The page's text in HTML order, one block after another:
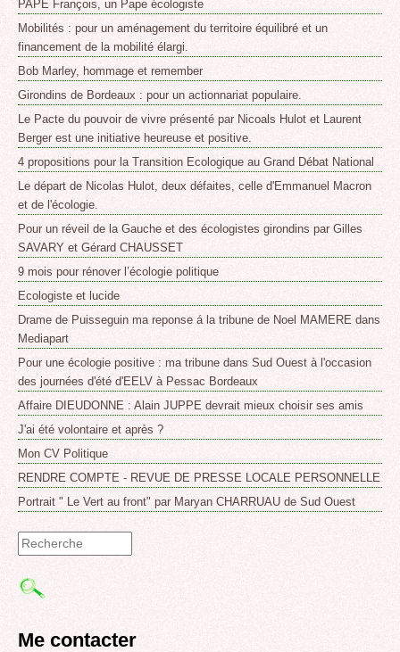
PAPE François, un Pape écologiste
Mobilités : pour un aménagement du territoire équilibré et un
financement de la mobilité élargi.
Bob Marley, hommage et remember
Girondins de Bordeaux : pour un actionnariat populaire.
Le Pacte du pouvoir de vivre présenté par Nicoals Hulot et Laurent
Berger est une initiative heureuse et positive.
4 propositions pour la Transition Ecologique au Grand Débat National
Le départ de Nicolas Hulot, deux défaites, celle d'Emmanuel Macron
et de l'écologie.
Pour un réveil de la Gauche et des écologistes girondins par Gilles
SAVARY et Gérard CHAUSSET
9 mois pour rénover l’écologie politique
Ecologiste et lucide
Drame de Puisseguin ma reponse á la tribune de Noel MAMERE dans
Mediapart
Pour une écologie positive : ma tribune dans Sud Ouest à l'occasion
des journées d'été d'EELV à Pessac Bordeaux
Affaire DIEUDONNE : Alain JUPPE devrait mieux choisir ses amis
J'ai été volontaire et après ?
Mon CV Politique
RENDRE COMPTE - REVUE DE PRESSE LOCALE PERSONNELLE
Portrait " Le Vert au front" par Maryan CHARRUAU de Sud Ouest
de
recherche
Me contacter